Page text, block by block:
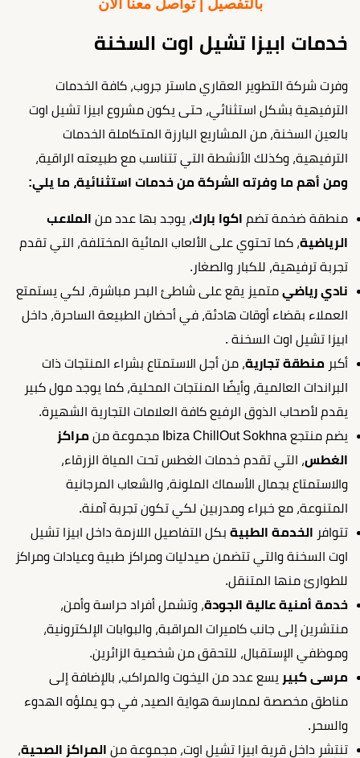
بالتفصيل | تواصل معنا الآن
خدمات ابيزا تشيل اوت السخنة
وفرت شركة التطوير العقاري ماستر جروب، كافة الخدمات
الترفيهية بشكل استثنائي، حتى يكون مشروع ابيزا تشيل اوت
بالعين السخنة، من المشاريع البارزة المتكاملة الخدمات
الترفيهية، وكذلك الأنشطة التي تتناسب مع طبيعته الراقية،
ومن أهم ما وفرته الشركة من خدمات استثنائية، ما يلي:
منطقة ضخمة تضم اكوا بارك، يوجد بها عدد من الملاعب
الرياضية، كما تحتوي على الألعاب المائية المختلفة، التي تقدم
تجربة ترفيهية، للكبار والصغار.
نادي رياضي متميز يقع على شاطئ البحر مباشرة، لكي يستمتع
العملاء بقضاء أوقات هادئة، في أحضان الطبيعة الساحرة، داخل
ابيزا تشيل اوت السخنة .
أكبر منطقة تجارية، من أجل الاستمتاع بشراء المنتجات ذات
البراندات العالمية، وأيضًا المنتجات المحلية، كما يوجد مول كبير
يقدم لأصحاب الذوق الرفيع كافة العلامات التجارية الشهيرة.
يضم منتجع Ibiza ChillOut Sokhna مجموعة من
مراكز
الغطس، التي تقدم خدمات الغطس تحت المياة الزرقاء،
والاستمتاع بجمال الأسماك الملونة، والشعاب المرجانية
المتنوعة، مع خبراء ومدربين لكي تكون تجربة آمنة.
تتوافر الخدمة الطبية بكل التفاصيل اللازمة داخل ابيزا تشيل
اوت السخنة والتي تتضمن صيدليات ومراكز طبية وعيادات ومراكز
للطوارئ منها المتنقل.
خدمة أمنية عالية الجودة، وتشمل أفراد حراسة وأمن،
منتشرين إلى جانب كاميرات المراقبة، والبوابات الإلكترونية،
وموظفي الإستقبال، للتحقق من شخصية الزائرين.
مرسى كبير يسع عدد من اليخوت والمراكب، بالإضافة إلى
مناطق مخصصة لممارسة هواية الصيد، في جو يملؤه الهدوء
والسحر.
تنتشر داخل قرية ابيزا تشيل اوت، مجموعة من المراكز الصحية،